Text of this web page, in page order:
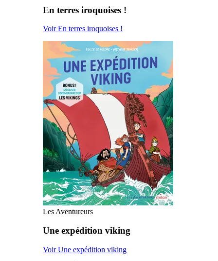
En terres iroquoises !
Voir En terres iroquoises !
Les Aventureurs
Une expédition viking
Voir Une expédition viking